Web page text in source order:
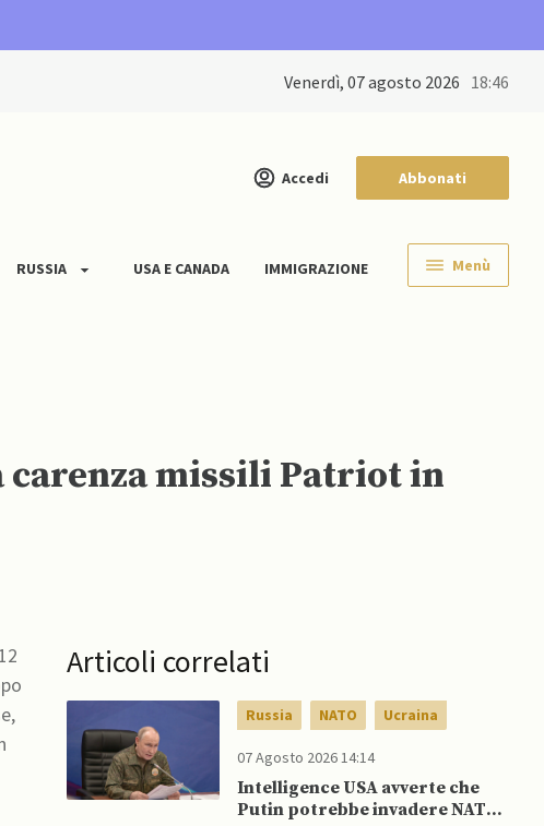
venerdì, 07 agosto 2026 18:46
Accedi Abbonati
RUSSIA USA E CANADA IMMIGRAZIONE Menù
carenza missili Patriot in
Articoli correlati
Russia NATO Ucraina
07 Agosto 2026 14:14
Intelligence USA avverte che
Putin potrebbe invadere NATO